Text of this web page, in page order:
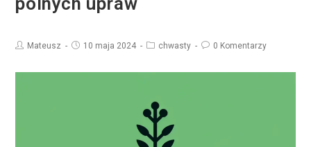
Mateusz 10 maja 2024 chwasty 0 Komentarzy